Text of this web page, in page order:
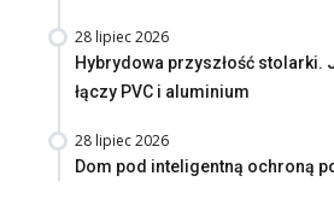
28 lipiec 2026
Hybrydowa przyszłość stolarki.
łączy PVC i aluminium
28 lipiec 2026
Dom pod inteligentną ochroną